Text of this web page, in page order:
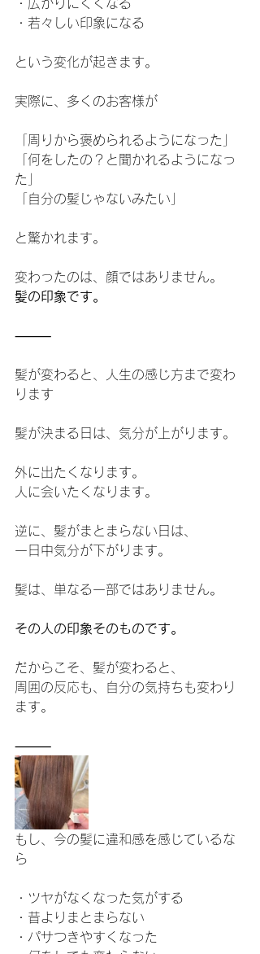
・広がりにくくなる
・若々しい印象になる
という変化が起きます。
実際に、多くのお客様が
「周りから褒められるようになった」
「何をしたの？と聞かれるようになっ
た」
「自分の髪じゃないみたい」
と驚かれます。
変わったのは、顔ではありません。
髪の印象です。
⸻
髪が変わると、人生の感じ方まで変わ
ります
髪が決まる日は、気分が上がります。
外に出たくなります。
人に会いたくなります。
逆に、髪がまとまらない日は、
一日中気分が下がります。
髪は、単なる一部ではありません。
その人の印象そのものです。
だからこそ、髪が変わると、
周囲の反応も、自分の気持ちも変わり
ます。
⸻
もし、今の髪に違和感を感じているな
ら
・ツヤがなくなった気がする
・昔よりまとまらない
・パサつきやすくなった